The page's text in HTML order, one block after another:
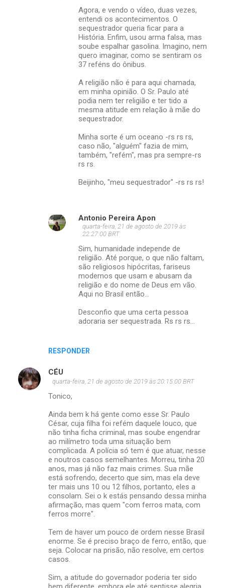
RESPONDER
Agora, e vendo o vídeo, duas vezes,
entendi os acontecimentos. O
sequestrador queria ficar para a
História. Enfim, usou arma falsa, mas
soube espalhar gasolina. Imagino, nem
quero imaginar, como se sentiram os
37 reféns do ônibus.
A religião não é para aqui chamada,
em minha opinião. O Sr. Paulo até
podia nem ter religião e ter tido a
mesma atitude em relação à mãe do
sequestrador.
Minha sorte é um oceano -rs rs rs,
caso não, "alguém" fazia de mim,
também, "refém", mas pra sempre-rs
rs rs.
Beijinho, "meu sequestrador" -rs rs rs!
Antonio Pereira Apon
quarta-feira, 21 de agosto de 2019 às
22:27:00 BRT
Sim, humanidade independe de
religião. Até porque, o que não faltam,
são religiosos hipócritas, fariseus
modernos que usam e abusam da
religião e do nome de Deus em vão.
Aqui no Brasil então...
Desconfio que uma certa pessoa
adoraria ser sequestrada. Rs rs rs...
CÉU
quarta-feira, 21 de agosto de 2019 às 20:15:00 BRT
Tonico,
Ainda bem k há gente como esse Sr. Paulo
César, cuja filha foi refém daquele louco, que
não tinha ficha criminal, mas soube engendrar
ao milímetro toda uma situação bem
complicada. A polícia só tem é que atuar, nesse
e noutros casos semelhantes. Morreu, tinha 20
anos, mas já não faz mais crimes. Sua mãe
está sofrendo, decerto que sim, mas ela deve
ter mais uns 10 ou 12 filhos, portanto, eles a
consolam. Sei o k estás pensando dessa minha
afirmação, mas quem "com ferros mata, com
ferros morre".
Tem de haver um pouco de ordem nesse Brasil
enorme. Se é preciso braço de ferro, então, que
seja. Colocar na prisão, não resolve, em certos
casos.
Sim, a atitude do governador poderia ter sido